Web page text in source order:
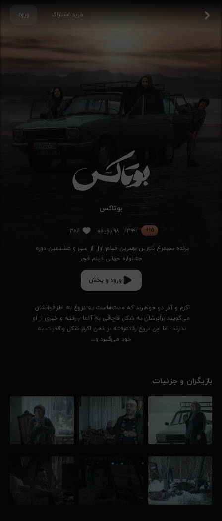
ورود خرید اشتراک
بوتاکس
۱۵+ ۱۳۹۹ ۹۸ دقیقه ۳۸٪
جشنواره جهانی فیلم فجر
ورود و پخش
خود می‌گیرد و...
بازیگران و جزئیات